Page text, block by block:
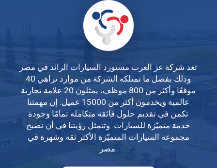
تعد شركة عز العرب مستورد السيارات الرائد في مصر
وذلك بفضل ما تمتلكه الشركة من موارد تزاهي 40
موقعًا وأكثر من 800 موظف، يمثلون 20 علامة تجارية
عالمية ويخدمون أكثر من 15000 عميل. إن مهمتنا
تكمن في تقديم حلول فائقة متكاملة تمامًا وجودة
خدمة متميّزة للسيارات. وتتمثل رؤيتنا في أن نصبح
مجموعة السيارات المتميّزة الأكثر ثقة وشهرة في
مصر.